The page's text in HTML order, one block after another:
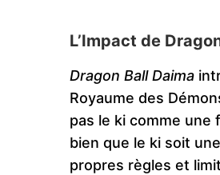
L’Impact de
Dragon Ball Daima
Royaume des
pas le ki comme une
bien que le ki soit
propres règles et